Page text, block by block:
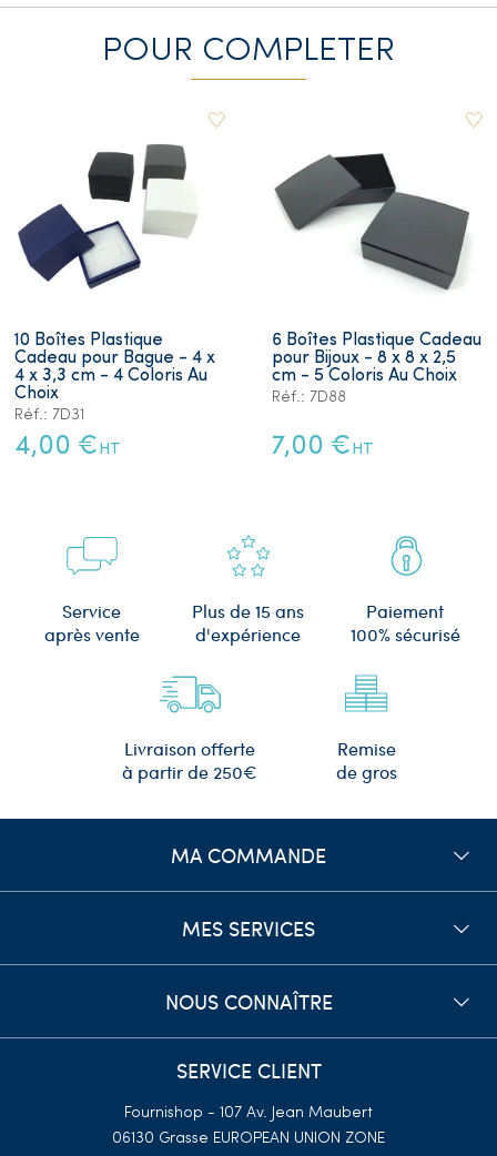
POUR COMPLETER
10 Boîtes Plastique
Cadeau pour Bague - 4 x
4 x 3,3 cm - 4 Coloris Au
Choix
Réf.: 7D31
4,00 € HT
6 Boîtes Plastique Cadeau
pour Bijoux - 8 x 8 x 2,5
cm - 5 Coloris Au Choix
Réf.: 7D88
7,00 € HT
Service
après vente
Plus de 15 ans
d'expérience
Paiement
100% sécurisé
Livraison offerte
à partir de 250€
Remise
de gros
MA COMMANDE
MES SERVICES
NOUS CONNAÎTRE
SERVICE CLIENT
Fournishop - 107 Av. Jean Maubert
06130 Grasse EUROPEAN UNION ZONE